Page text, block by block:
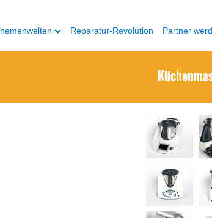
Reparatur-Revolution Partner